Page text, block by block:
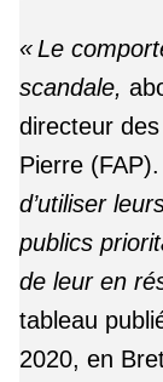
« Le
scandale,
directeur
Pierre (FAP).
d’utiliser
publics
de leur en
tableau
2020, en